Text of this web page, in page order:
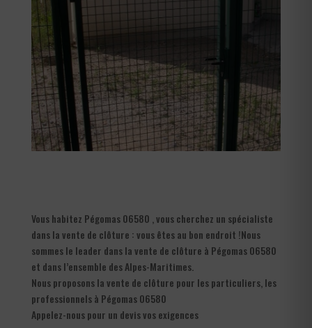
Vous habitez Pégomas 06580 , vous cherchez un spécialiste
dans la vente de clôture : vous êtes au bon endroit !Nous
sommes le leader dans la vente de clôture à Pégomas 06580
et dans l’ensemble des Alpes-Maritimes.
Nous proposons la vente de clôture pour les particuliers, les
professionnels à Pégomas 06580
Appelez-nous pour un devis vos exigences